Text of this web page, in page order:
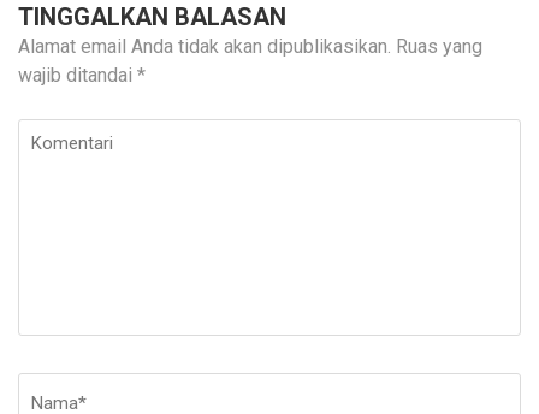
TINGGALKAN BALASAN
Alamat email Anda tidak akan dipublikasikan. Ruas yang
wajib ditandai *
Komentari